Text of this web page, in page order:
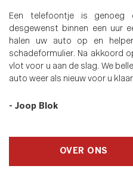
Een telefoontje is
desgewenst binnen een uur
halen uw auto op en
schadeformulier. Na akkoord
vlot voor u aan de slag. We
auto weer als nieuw voor u
- Joop Blok
OVER ONS